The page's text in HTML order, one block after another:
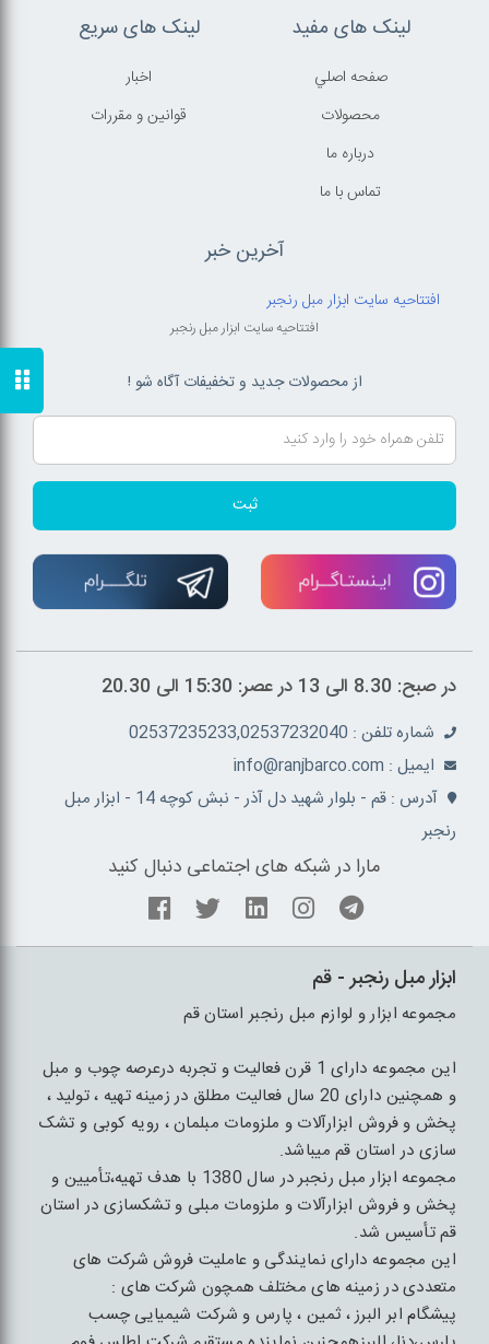
لینک های مفید
صفحه اصلي
محصولات
درباره ما
تماس با ما
لینک های سریع
اخبار
قوانين و مقررات
آخرین خبر
افتتاحیه سایت ابزار مبل رنجبر
افتتاحیه سایت ابزار مبل رنجبر
از محصولات جدید و تخفیفات آگاه شو !
ثبت
در صبح: 8.30 الی 13 در عصر: 15:30 الی 20.30
شماره تلفن : 02537235233,02537232040
ايميل : info@ranjbarco.com
آدرس : قم - بلوار شهید دل آذر - نبش کوچه 14 - ابزار مبل
رنجبر
مارا در شبکه های اجتماعی دنبال کنید
ابزار مبل رنجبر - قم
مجموعه ابزار و لوازم مبل رنجبر استان قم
این مجموعه دارای 1 قرن فعالیت و تجربه درعرصه چوب و مبل
و همچنین دارای 20 سال فعالیت مطلق در زمینه تهیه ، تولید ،
پخش و فروش ابزارآلات و ملزومات مبلمان ، رویه کوبی و تشک
سازی در استان قم میباشد.
مجموعه ابزار مبل رنجبر در سال 1380 با هدف تهیه،تأمیین و
پخش و فروش ابزارآلات و ملزومات مبلی و تشکسازی در استان
قم تأسیس شد.
این مجموعه دارای نمایندگی و عاملیت فروش شرکت های
متعددی در زمینه های مختلف همچون شرکت های :
پیشگام ابر البرز ، ثمین ، پارس و شرکت شیمیایی چسب